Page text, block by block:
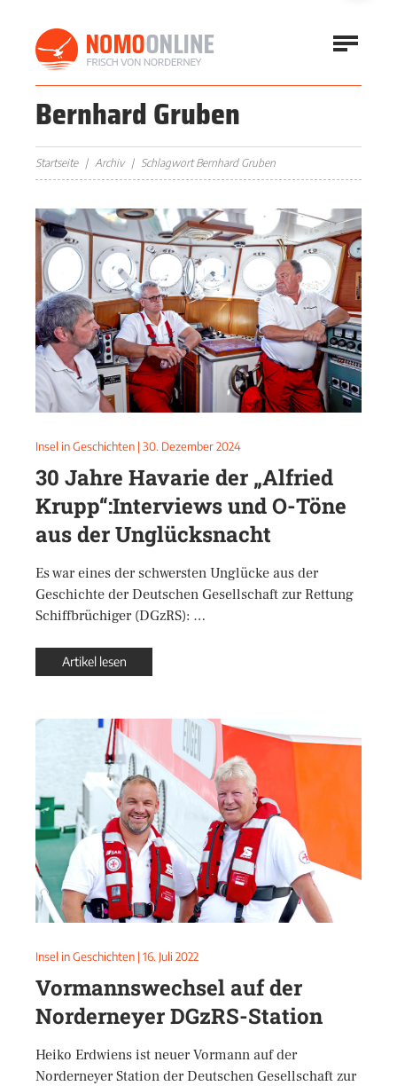
Bernhard Gruben
Startseite Archiv Schlagwort Bernhard Gruben
Insel in Geschichten | 30. Dezember 2024
30 Jahre Havarie der „Alfried
Krupp“:Interviews und O-Töne
aus der Unglücksnacht
Es war eines der schwersten Unglücke aus der
Geschichte der Deutschen Gesellschaft zur Rettung
Schiffbrüchiger (DGzRS): …
Artikel lesen
Insel in Geschichten | 16. Juli 2022
Vormannswechsel auf der
Norderneyer DGzRS-Station
Heiko Erdwiens ist neuer Vormann auf der
Norderneyer Station der Deutschen Gesellschaft zur